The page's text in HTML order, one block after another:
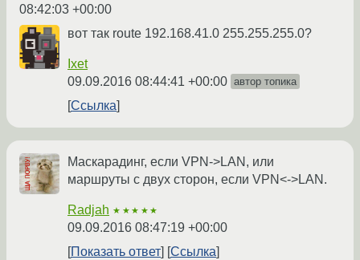
08:42:03 +00:00
вот так route 192.168.41.0 255.255.255.0?
Ixet
09.09.2016 08:44:41 +00:00 автор топика
Ссылка
Маскарадинг, если VPN->LAN, или
маршруты с двух сторон, если VPN<->LAN.
Radjah ★★★★★
09.09.2016 08:47:19 +00:00
Показать ответ
Ссылка